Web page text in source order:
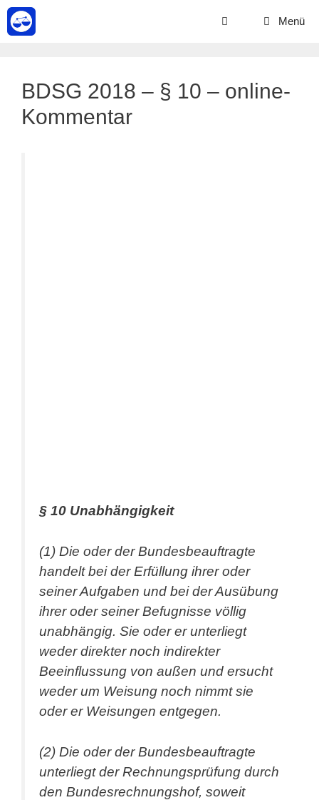
Zum
Inhalt
Menü
BDSG 2018 – § 10 – online-
Kommentar
§ 10 Unabhängigkeit
(1) Die oder der Bundesbeauftragte
handelt bei der Erfüllung ihrer oder
seiner Aufgaben und bei der Ausübung
ihrer oder seiner Befugnisse völlig
unabhängig. Sie oder er unterliegt
weder direkter noch indirekter
Beeinflussung von außen und ersucht
weder um Weisung noch nimmt sie
oder er Weisungen entgegen.
(2) Die oder der Bundesbeauftragte
unterliegt der Rechnungsprüfung durch
den Bundesrechnungshof, soweit